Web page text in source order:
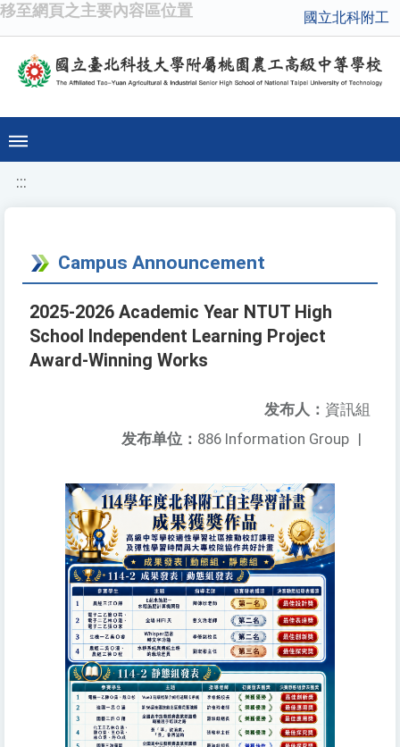
移至網頁之主要內容區位置 國立北科附工
:::
Campus Announcement
2025-2026 Academic Year NTUT High
School Independent Learning Project
Award-Winning Works
发布人： 資訊組
发布单位： 886 Information Group |